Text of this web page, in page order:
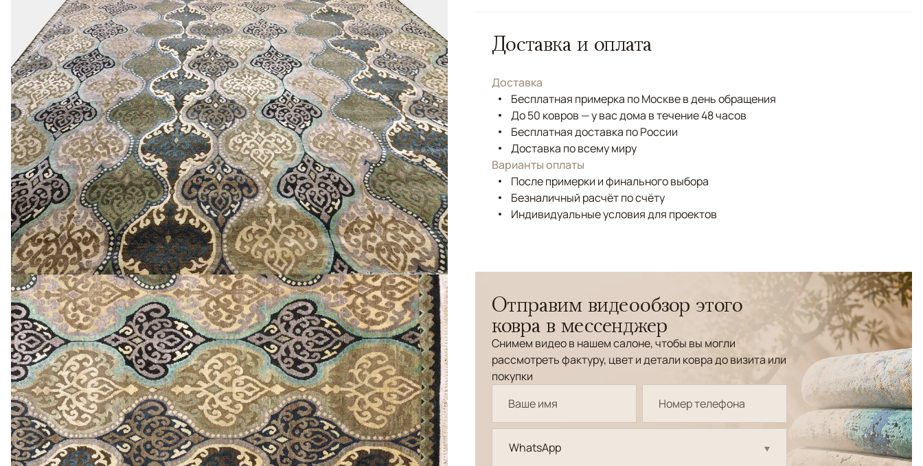
Доставка и оплата
Доставка
Бесплатная примерка по Москве в день обращения
До 50 ковров — у вас дома в течение 48 часов
Бесплатная доставка по России
Доставка по всему миру
Варианты оплаты
После примерки и финального выбора
Безналичный расчёт по счёту
Индивидуальные условия для проектов
Отправим видеообзор этого
ковра в мессенджер
Снимем видео в нашем салоне, чтобы вы могли
рассмотреть фактуру, цвет и детали ковра до визита или
покупки
WhatsApp